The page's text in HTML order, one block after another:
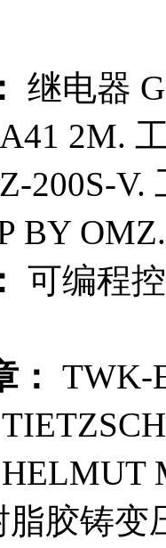
继电器
2M.
200S-V.
BY
可编程
TWK-
胶铸变